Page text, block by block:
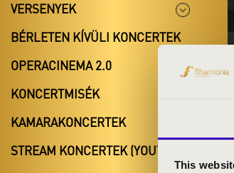
This
VERSENYEK
BÉRLETEN KÍVÜLI KONCERTEK
OPERACINEMA 2.0
KONCERTMISÉK
KAMARAKONCERTEK
STREAM KONCERTEK (YOUTUBE)